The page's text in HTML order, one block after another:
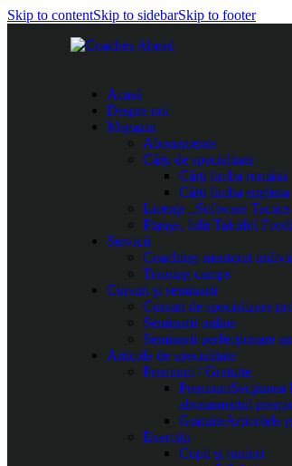
Skip to contentSkip to sidebarSkip to footer
Acasă
Despre noi
Magazin
Abonamente
Cărți de specialitate
Cărți limba română
Cărți limba engleza
Licențe „Software
Planșe, folii Taktifol
Servicii
Coaching-mentorat
Training camps
Cursuri și seminarii
Cursuri de specializare
Seminarii online
Seminarii perfecționare
Articole de specialitate
Premium / Gratuite
PremiumSecțiunea
abonamentul
GratuiteArticolele
Exerciții
Copii și juniori